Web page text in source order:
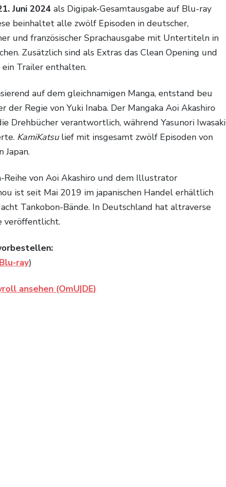
Juni 2024 als Digipak-Gesamtausgabe auf Blu-ray
beinhaltet alle zwölf Episoden in deutscher,
und französischer Sprachausgabe mit Untertiteln in
Zusätzlich sind als Extras das Clean Opening und
ein Trailer enthalten.
Regie von Yuki Inaba. Der Mangaka Aoi Akashiro
Drehbücher verantwortlich, während Yasunori Iwasaki
KamiKatsulief mit insgesamt zwölf Episoden von
Japan.
ist seit Mai 2019 im japanischen Handel erhältlich
Tankobon-Bände. In Deutschland hat altraverse
veröffentlicht.
Blu-ray)
ansehen (OmU|DE)